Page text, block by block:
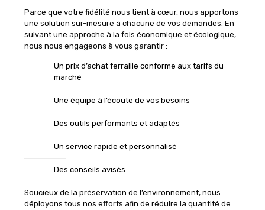
Parce que votre fidélité nous tient à cœur, nous apportons
une solution sur-mesure à chacune de vos demandes. En
suivant une approche à la fois économique et écologique,
nous nous engageons à vous garantir :
Un prix d’achat ferraille conforme aux tarifs du
marché
Une équipe à l’écoute de vos besoins
Des outils performants et adaptés
Un service rapide et personnalisé
Des conseils avisés
Soucieux de la préservation de l’environnement, nous
déployons tous nos efforts afin de réduire la quantité de